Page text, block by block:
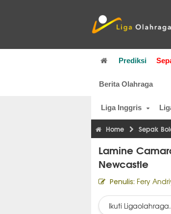
Prediksi
Berita Olahraga
Liga Inggris
Home Sepak
Lamine
Newcastle
Penulis: Fery
Ikuti